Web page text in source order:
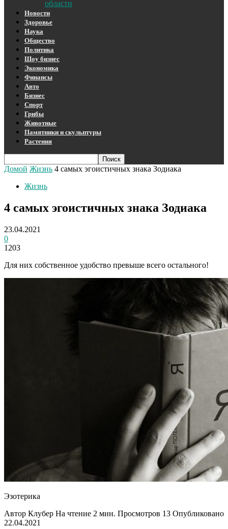
области
Новости
Здоровье
Наука
Общество
Политика
Шоу бизнес
Экономика
Финансы
Авто
Бизнес
Спорт
Грибы
Животные
Памятники и скульптуры
Растения
Домой Жизнь 4 самых эгоистичных знака Зодиака
Жизнь
4 самых эгоистичных знака Зодиака
23.04.2021
0
1203
Для них собственное удобство превыше всего остального!
Эзотерика
Автор Клубер На чтение 2 мин. Просмотров 13 Опубликовано
22.04.2021